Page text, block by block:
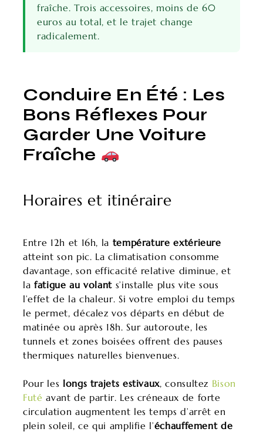
fraîche. Trois accessoires, moins de 60
euros au total, et le trajet change
radicalement.
Conduire En Été : Les
Bons Réflexes Pour
Garder Une Voiture
Fraîche
Horaires et itinéraire
Entre 12h et 16h, la température extérieure
atteint son pic. La climatisation consomme
davantage, son efficacité relative diminue, et
lafatigue au volant s’installe plus vite sous
l’effet de la chaleur. Si votre emploi du temps
le permet, décalez vos départs en début de
matinée ou après 18h. Sur autoroute, les
tunnels et zones boisées offrent des pauses
thermiques naturelles bienvenues.
Pour les longs trajets estivaux, consultez Bison
Futé avant de partir. Les créneaux de forte
circulation augmentent les temps d’arrêt en
plein soleil, ce qui amplifie l’échauffement de